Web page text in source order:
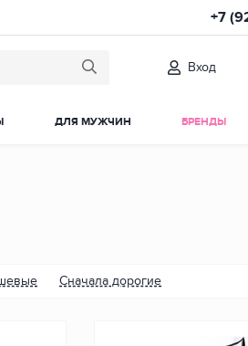
+7
Вход
ДЛЯ МУЖЧИН БРЕНДЫ
Сначала дорогие